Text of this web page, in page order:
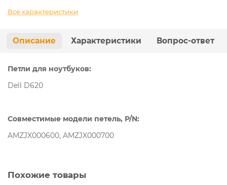
Все характеристики
Описание Характеристики Вопрос-ответ
Петли для ноутбуков:
Dell D620
Совместимые модели петель, P/N:
AMZJX000600, AMZJX000700
Похожие товары